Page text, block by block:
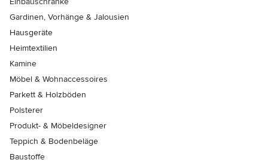
Gardinen, Vorhänge & Jalousien
Hausgeräte
Heimtextilien
Kamine
Möbel & Wohnaccessoires
Parkett & Holzböden
Polsterer
Produkt- & Möbeldesigner
Teppich & Bodenbeläge
Baustoffe